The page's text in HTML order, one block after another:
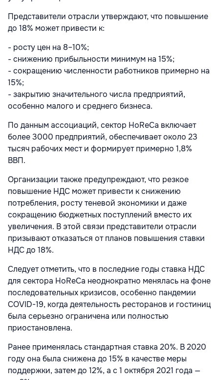
Представители отрасли утверждают, что повышение
до 18% может привести к:
- росту цен на 8–10%;
- снижению прибыльности минимум на 15%;
- сокращению численности работников примерно на
15%;
- закрытию значительного числа предприятий,
особенно малого и среднего бизнеса.
По данным ассоциаций, сектор HoReCa включает
более 3000 предприятий, обеспечивает около 23
тысяч рабочих мест и формирует примерно 1,8%
ВВП.
Организации также предупреждают, что резкое
повышение НДС может привести к снижению
потребления, росту теневой экономики и даже
сокращению бюджетных поступлений вместо их
увеличения. В этой связи представители отрасли
призывают отказаться от планов повышения ставки
НДС до 18%.
Следует отметить, что в последние годы ставка НДС
для сектора HoReCa неоднократно менялась на фоне
последовательных кризисов, особенно пандемии
COVID-19, когда деятельность ресторанов и гостиниц
была серьезно ограничена или полностью
приостановлена.
Ранее применялась стандартная ставка 20%. В 2020
году она была снижена до 15% в качестве меры
поддержки, затем до 12%, а с 1 октября 2021 года —